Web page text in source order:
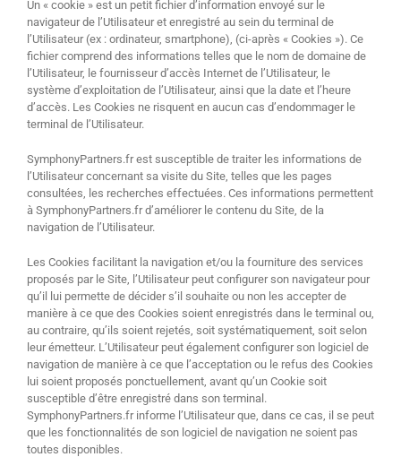
Un « cookie » est un petit fichier d’information envoyé sur le
navigateur de l’Utilisateur et enregistré au sein du terminal de
l’Utilisateur (ex : ordinateur, smartphone), (ci-après « Cookies »). Ce
fichier comprend des informations telles que le nom de domaine de
l’Utilisateur, le fournisseur d’accès Internet de l’Utilisateur, le
système d’exploitation de l’Utilisateur, ainsi que la date et l’heure
d’accès. Les Cookies ne risquent en aucun cas d’endommager le
terminal de l’Utilisateur.
SymphonyPartners.fr est susceptible de traiter les informations de
l’Utilisateur concernant sa visite du Site, telles que les pages
consultées, les recherches effectuées. Ces informations permettent
à SymphonyPartners.fr d’améliorer le contenu du Site, de la
navigation de l’Utilisateur.
Les Cookies facilitant la navigation et/ou la fourniture des services
proposés par le Site, l’Utilisateur peut configurer son navigateur pour
qu’il lui permette de décider s’il souhaite ou non les accepter de
manière à ce que des Cookies soient enregistrés dans le terminal ou,
au contraire, qu’ils soient rejetés, soit systématiquement, soit selon
leur émetteur. L’Utilisateur peut également configurer son logiciel de
navigation de manière à ce que l’acceptation ou le refus des Cookies
lui soient proposés ponctuellement, avant qu’un Cookie soit
susceptible d’être enregistré dans son terminal.
SymphonyPartners.fr informe l’Utilisateur que, dans ce cas, il se peut
que les fonctionnalités de son logiciel de navigation ne soient pas
toutes disponibles.